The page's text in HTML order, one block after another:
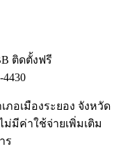
ติดตั้งฟรี
4430
เภอเมืองระยอง จังหวัด
ม่มีค่าใช้จ่ายเพิ่มเติม
ร